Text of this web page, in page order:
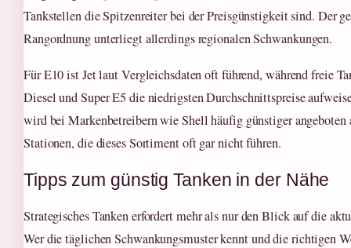
Tankstellen die Spitzenreiter bei der Preisgünstigkeit sind. Der
Rangordnung unterliegt allerdings regionalen Schwankungen.
Für E10 ist Jet laut Vergleichsdaten oft führend, während freie
Diesel und Super E5 die niedrigsten Durchschnittspreise
wird bei Markenbetreibern wie Shell häufig günstiger angeboten
Stationen, die dieses Sortiment oft gar nicht führen.
Tipps zum günstig Tanken in der Nähe
Strategisches Tanken erfordert mehr als nur den Blick auf die
Wer die täglichen Schwankungsmuster kennt und die richtigen